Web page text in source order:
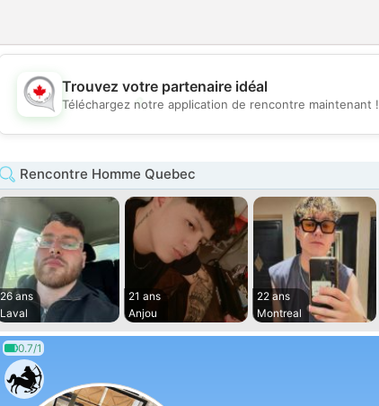
💖
💕
Trouvez votre partenaire idéal
Téléchargez notre application de rencontre maintenant !
Rencontre Homme Quebec
26 ans
Laval
21 ans
Anjou
22 ans
Montreal
0.7/1